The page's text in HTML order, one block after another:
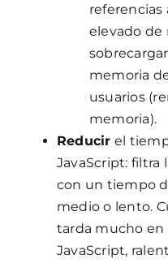
elevado de
memoria
usuarios
memoria).
Reducir el
JavaScript: filtra
con un tiempo
medio o lento.
tarda mucho
JavaScript,